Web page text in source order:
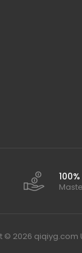
© 2026 qiqiyg.com